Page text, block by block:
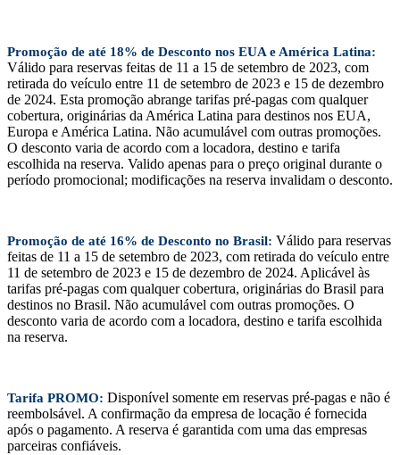
Promoção de até 18% de Desconto nos EUA e América Latina:
Válido para reservas feitas de 11 a 15 de setembro de 2023, com
retirada do veículo entre 11 de setembro de 2023 e 15 de dezembro
de 2024. Esta promoção abrange tarifas pré-pagas com qualquer
cobertura, originárias da América Latina para destinos nos EUA,
Europa e América Latina. Não acumulável com outras promoções.
O desconto varia de acordo com a locadora, destino e tarifa
escolhida na reserva. Valido apenas para o preço original durante o
período promocional; modificações na reserva invalidam o desconto.
Promoção de até 16% de Desconto no Brasil: Válido para reservas
feitas de 11 a 15 de setembro de 2023, com retirada do veículo entre
11 de setembro de 2023 e 15 de dezembro de 2024. Aplicável às
tarifas pré-pagas com qualquer cobertura, originárias do Brasil para
destinos no Brasil. Não acumulável com outras promoções. O
desconto varia de acordo com a locadora, destino e tarifa escolhida
na reserva.
Tarifa PROMO: Disponível somente em reservas pré-pagas e não é
reembolsável. A confirmação da empresa de locação é fornecida
após o pagamento. A reserva é garantida com uma das empresas
parceiras confiáveis.